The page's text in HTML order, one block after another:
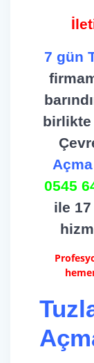
7 gün
birlikte
Açma
0545
ile 17